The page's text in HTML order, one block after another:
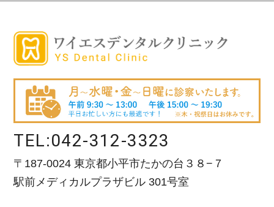
TEL:042-312-3323
〒187-0024 東京都小平市たかの台３８−７
駅前メディカルプラザビル 301号室